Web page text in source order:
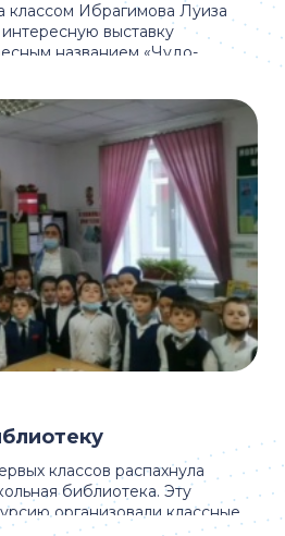
классом Ибрагимова Луиза
выставку
названием «Чудо-
классов распахнула
библиотека. Эту
организовали классные